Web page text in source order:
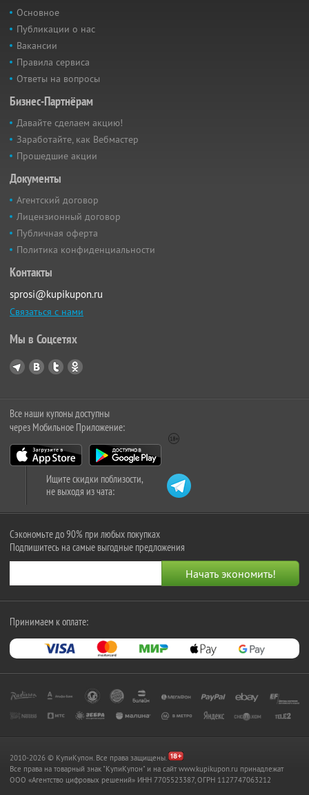
Основное
Публикации о нас
Вакансии
Правила сервиса
Ответы на вопросы
Бизнес-Партнёрам
Давайте сделаем акцию!
Заработайте, как Вебмастер
Прошедшие акции
Документы
Агентский договор
Лицензионный договор
Публичная оферта
Политика конфиденциальности
Контакты
sprosi@kupikupon.ru
Связаться с нами
Мы в Соцсетях
Все наши купоны доступны
через Мобильное Приложение:
Ищите скидки поблизости,
не выходя из чата:
Сэкономьте до 90% при любых покупках
Подпишитесь на самые выгодные предложения
Принимаем к оплате:
2010-2026 © КупиКупон. Все права защищены.
Все права на товарный знак "КупиКупон" и на сайт www.kupikupon.ru принадлежат
OOO «Агентство цифровых решений» ИНН 7705523387, ОГРН 1127747063212